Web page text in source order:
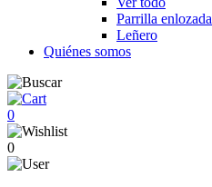
Parrilla enlozada
Leñero
Quiénes somos
0
0